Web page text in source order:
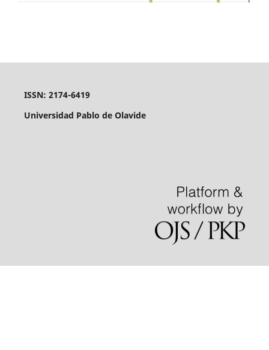
ISSN: 2174-6419
Universidad Pablo de Olavide